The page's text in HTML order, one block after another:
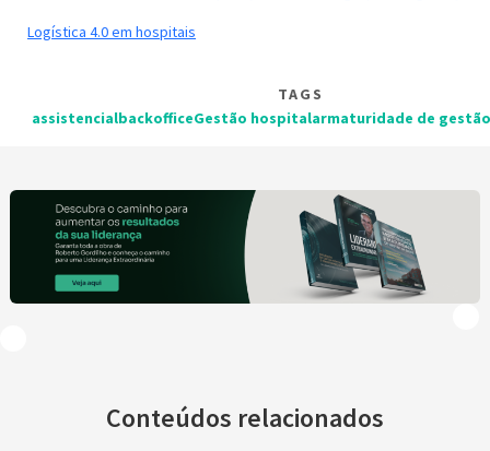
Logística 4.0 em hospitais
TAGS
assistencialbackofficeGestão hospitalarmaturidade de
Conteúdos relacionados